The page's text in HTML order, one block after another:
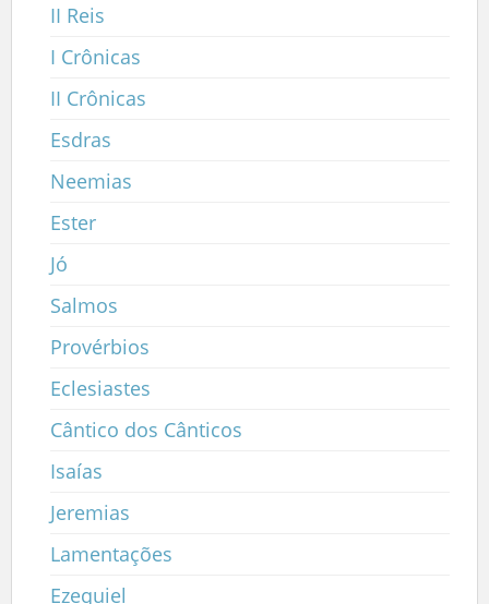
II Reis
I Crônicas
II Crônicas
Esdras
Neemias
Ester
Jó
Salmos
Provérbios
Eclesiastes
Cântico dos Cânticos
Isaías
Jeremias
Lamentações
Ezequiel